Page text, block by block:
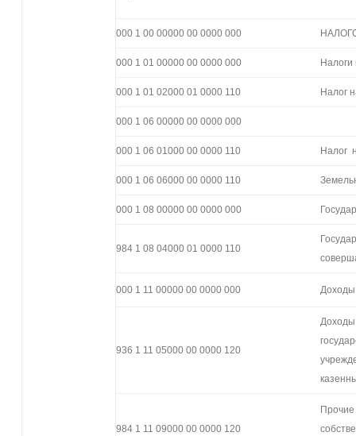
000 1 00 00000 00 0000 000
000 1 01 00000 00 0000 000
000 1 01 02000 01 0000 110 Налог
000 1 06 00000 00 0000 000
000 1 06 01000 00 0000 110 Налог
000 1 06 06000 00 0000 110
000 1 08 00000 00 0000 000
984 1 08 04000 01 0000 110
000 1 11 00000 00 0000 000 Доходы
936 1 11 05000 00 0000 120
984 1 11 09000 00 0000 120